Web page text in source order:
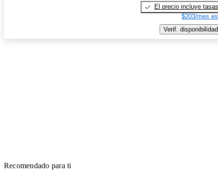
El precio incluye tasas
$203/mes
Verif. disponibilidad
Recomendado para ti